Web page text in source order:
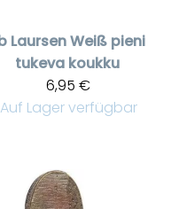
LaursenWeiß pieni
tukeva koukku
6,95 €
Auf Lager verfügbar